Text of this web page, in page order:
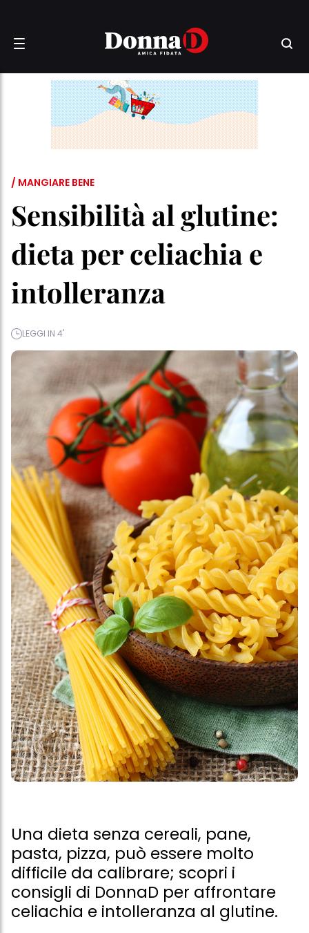
/ MANGIARE BENE
Sensibilità al glutine:
dieta per celiachia e
intolleranza
LEGGI IN 4'
Una dieta senza cereali, pane,
pasta, pizza, può essere molto
difficile da calibrare; scopri i
consigli di DonnaD per affrontare
celiachia e intolleranza al glutine.